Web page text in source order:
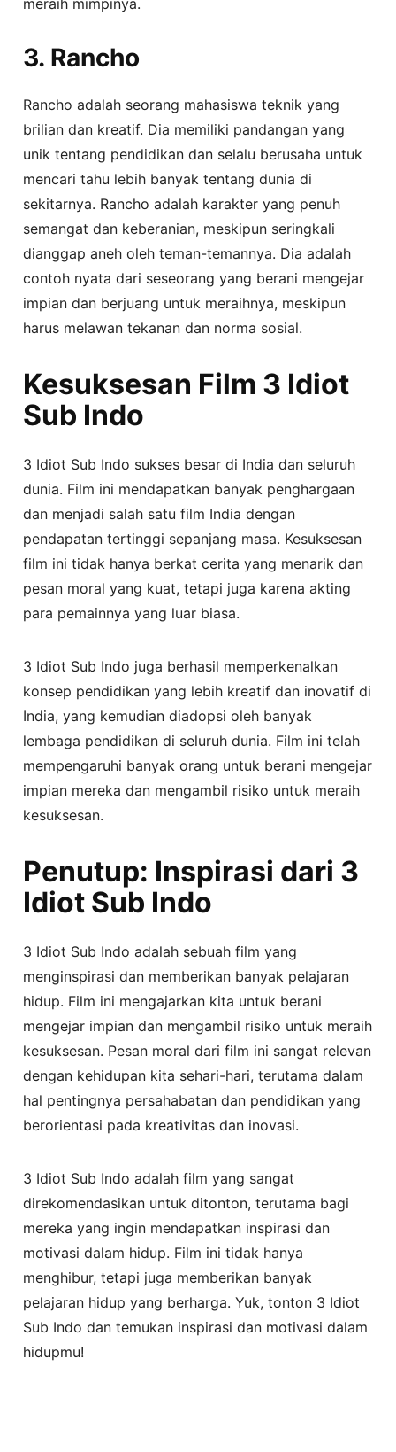
3. Rancho
Rancho adalah seorang mahasiswa teknik yang
brilian dan kreatif. Dia memiliki pandangan yang
unik tentang pendidikan dan selalu berusaha untuk
mencari tahu lebih banyak tentang dunia di
sekitarnya. Rancho adalah karakter yang penuh
semangat dan keberanian, meskipun seringkali
dianggap aneh oleh teman-temannya. Dia adalah
contoh nyata dari seseorang yang berani mengejar
impian dan berjuang untuk meraihnya, meskipun
harus melawan tekanan dan norma sosial.
Kesuksesan Film 3 Idiot
Sub Indo
3 Idiot Sub Indo sukses besar di India dan seluruh
dunia. Film ini mendapatkan banyak penghargaan
dan menjadi salah satu film India dengan
pendapatan tertinggi sepanjang masa. Kesuksesan
film ini tidak hanya berkat cerita yang menarik dan
pesan moral yang kuat, tetapi juga karena akting
para pemainnya yang luar biasa.
3 Idiot Sub Indo juga berhasil memperkenalkan
konsep pendidikan yang lebih kreatif dan inovatif di
India, yang kemudian diadopsi oleh banyak
lembaga pendidikan di seluruh dunia. Film ini telah
mempengaruhi banyak orang untuk berani mengejar
impian mereka dan mengambil risiko untuk meraih
kesuksesan.
Penutup: Inspirasi dari 3
Idiot Sub Indo
3 Idiot Sub Indo adalah sebuah film yang
menginspirasi dan memberikan banyak pelajaran
hidup. Film ini mengajarkan kita untuk berani
mengejar impian dan mengambil risiko untuk meraih
kesuksesan. Pesan moral dari film ini sangat relevan
dengan kehidupan kita sehari-hari, terutama dalam
hal pentingnya persahabatan dan pendidikan yang
berorientasi pada kreativitas dan inovasi.
3 Idiot Sub Indo adalah film yang sangat
direkomendasikan untuk ditonton, terutama bagi
mereka yang ingin mendapatkan inspirasi dan
motivasi dalam hidup. Film ini tidak hanya
menghibur, tetapi juga memberikan banyak
pelajaran hidup yang berharga. Yuk, tonton 3 Idiot
Sub Indo dan temukan inspirasi dan motivasi dalam
hidupmu!